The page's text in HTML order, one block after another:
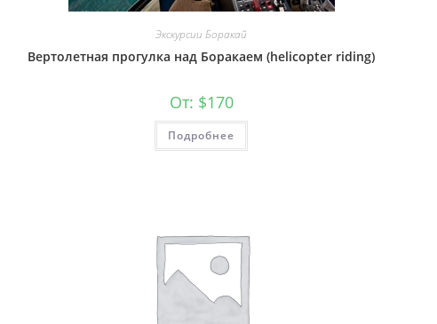
Экскурсии Боракай
Вертолетная прогулка над Боракаем (helicopter riding)
От: $170
Подробнее